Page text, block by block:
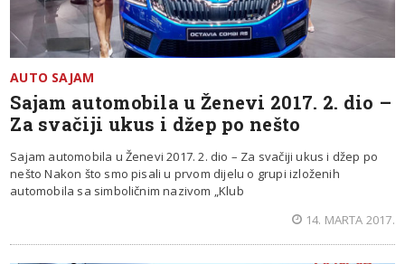
AUTO SAJAM
Sajam automobila u Ženevi 2017. 2. dio –
Za svačiji ukus i džep po nešto
Sajam automobila u Ženevi 2017. 2. dio – Za svačiji ukus i džep po
nešto Nakon što smo pisali u prvom dijelu o grupi izloženih
automobila sa simboličnim nazivom „Klub
14. MARTA 2017.